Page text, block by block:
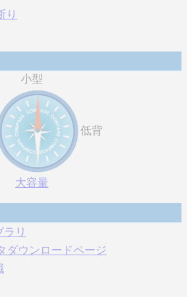
り
小型
低背
大容量
リ
ダウンロードページ